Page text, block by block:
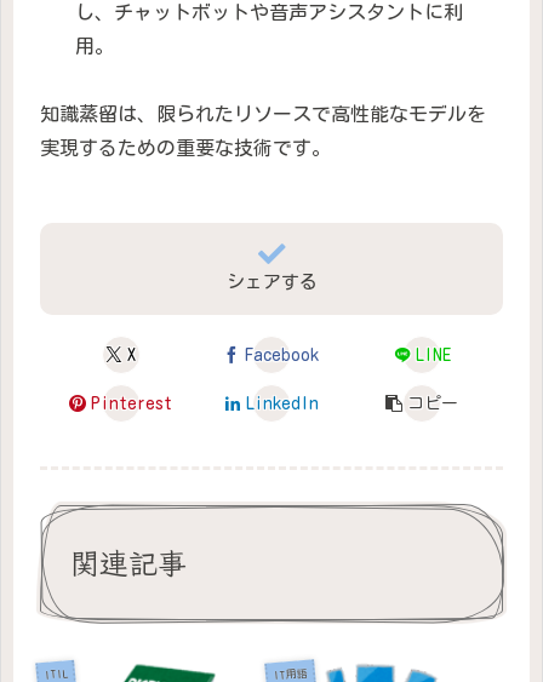
し、チャットボットや音声アシスタントに利
用。
知識蒸留は、限られたリソースで高性能なモデルを
実現するための重要な技術です。
シェアする
X Facebook LINE
Pinterest LinkedIn コピー
関連記事
ITIL IT用語